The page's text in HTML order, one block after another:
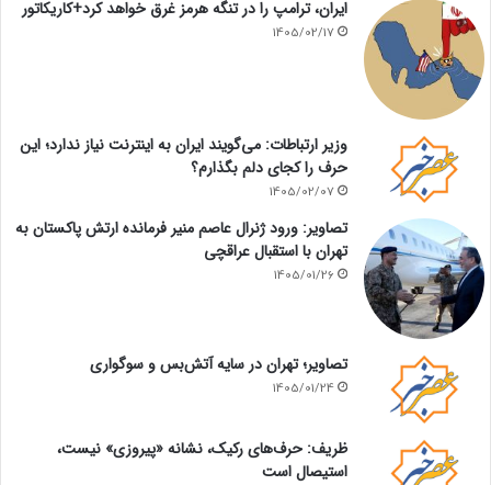
ایران، ترامپ را در تنگه هرمز غرق خواهد کرد+کاریکاتور
1405/02/17
وزیر ارتباطات: می‌گویند ایران به اینترنت نیاز ندارد؛ این
حرف را کجای دلم بگذارم؟
1405/02/07
تصاویر: ورود ژنرال عاصم منیر فرمانده ارتش پاکستان به
تهران با استقبال عراقچی
1405/01/26
تصاویر؛ تهران در سایه آتش‌بس و سوگواری
1405/01/24
ظریف: حرف‌های رکیک، نشانه «پیروزی» نیست،
استیصال است